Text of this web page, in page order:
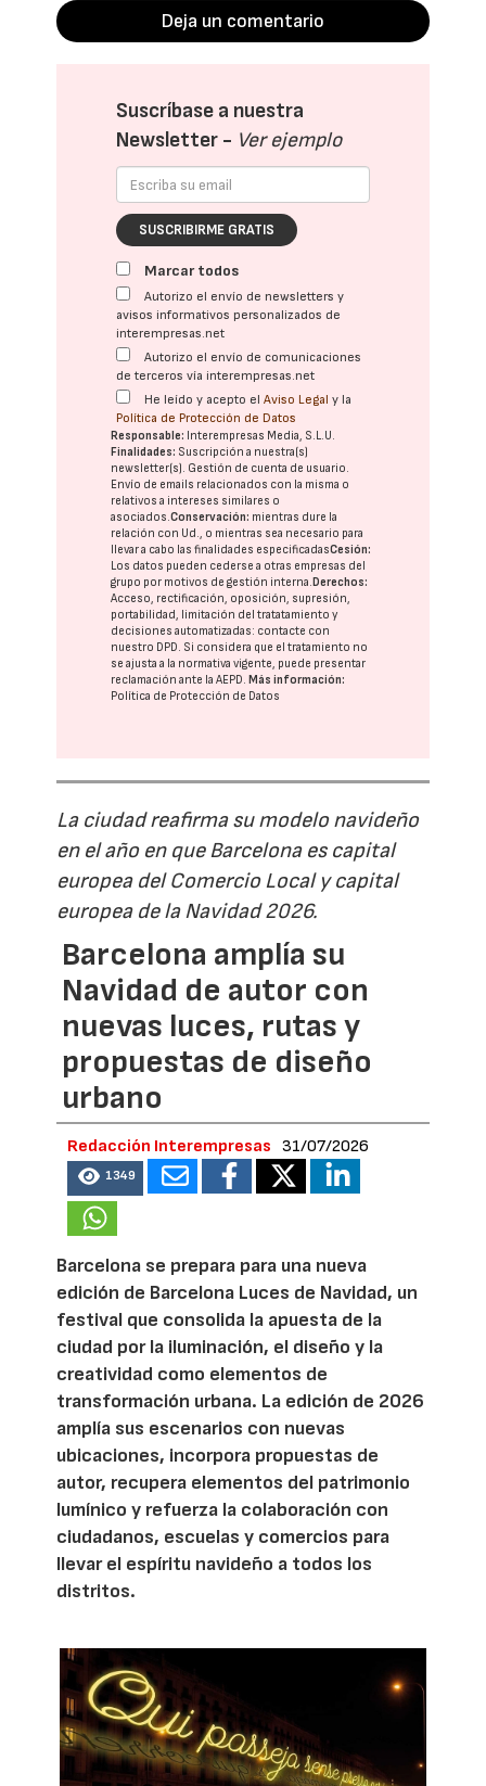
Deja un comentario
Suscríbase a nuestra
Newsletter - Ver ejemplo
SUSCRIBIRME GRATIS
Marcar todos
Autorizo el envío de newsletters y
avisos informativos personalizados de
interempresas.net
Autorizo el envío de comunicaciones
de terceros vía interempresas.net
He leído y acepto elAviso Legal y la
Política de Protección de Datos
Responsable: Interempresas Media, S.L.U.
Finalidades: Suscripción a nuestra(s)
newsletter(s). Gestión de cuenta de usuario.
Envío de emails relacionados con la misma o
relativos a intereses similares o
asociados.Conservación: mientras dure la
relación con Ud., o mientras sea necesario para
llevar a cabo las finalidades especificadasCesión:
Los datos pueden cederse a otras empresas del
grupo por motivos de gestión interna. Derechos:
Acceso, rectificación, oposición, supresión,
portabilidad, limitación del tratatamiento y
decisiones automatizadas: contacte con
nuestro DPD. Si considera que el tratamiento no
se ajusta a la normativa vigente, puede presentar
reclamación ante laAEPD. Más información:
Política de Protección de Datos
La ciudad reafirma su modelo navideño
en el año en que Barcelona es capital
europea del Comercio Local y capital
europea de la Navidad 2026.
Barcelona amplía su
Navidad de autor con
nuevas luces, rutas y
propuestas de diseño
urbano
Redacción Interempresas 31/07/2026
1349
Barcelona se prepara para una nueva
edición de Barcelona Luces de Navidad, un
festival que consolida la apuesta de la
ciudad por la iluminación, el diseño y la
creatividad como elementos de
transformación urbana. La edición de 2026
amplía sus escenarios con nuevas
ubicaciones, incorpora propuestas de
autor, recupera elementos del patrimonio
lumínico y refuerza la colaboración con
ciudadanos, escuelas y comercios para
llevar el espíritu navideño a todos los
distritos.